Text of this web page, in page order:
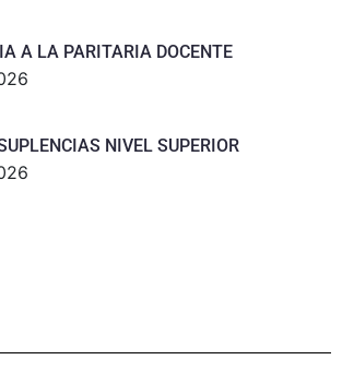
A LA PARITARIA DOCENTE
NIVEL SUPERIOR